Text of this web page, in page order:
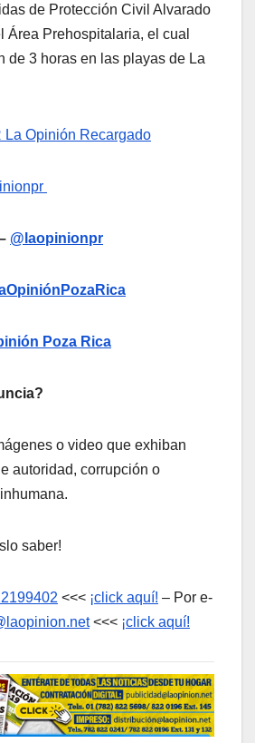
de Protección Civil Alvarado
Área Prehospitalaria, el cual
de 3 horas en las playas de La
La Opinión Recargado
@laopinionpr
Poza Rica
o video que exhiban
autoridad, corrupción o
saber!
<<< ¡click aquí! – Por e-
<<< ¡click aquí!